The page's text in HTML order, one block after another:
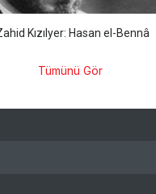
Kızılyer: Hasan el-Bennâ
Tümünü Gör